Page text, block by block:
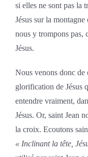
si elles ne sont pas la
Jésus sur la
nous y trompons pas,
Jésus.
Nous venons donc de
glorification de Jésus
entendre vraiment,
Jésus. Or, saint Jean
la croix. Ecoutons
« Inclinant la tête,